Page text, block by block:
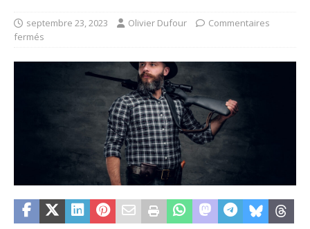
septembre 23, 2023 Olivier Dufour
Commentaires
fermés